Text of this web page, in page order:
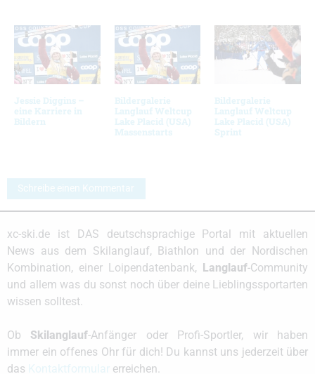
Jessie Diggins –
eine Karriere in
Bildern
Bildergalerie
Langlauf Weltcup
Lake Placid (USA)
Massenstarts
Bildergalerie
Langlauf Weltcup
Lake Placid (USA)
Sprint
Schreibe einen Kommentar
xc-ski.de ist DAS deutschsprachige Portal mit aktuellen
News aus dem Skilanglauf, Biathlon und der Nordischen
Kombination, einer Loipendatenbank,
Langlauf-Community
und allem was du sonst noch über deine Lieblingssportarten
wissen solltest.
Ob Skilanglauf-Anfänger oder Profi-Sportler, wir haben
immer ein offenes Ohr für dich! Du kannst uns jederzeit über
das
erreichen.